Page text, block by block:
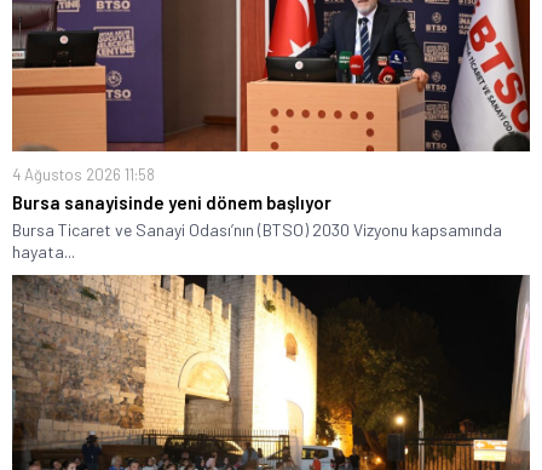
4 Ağustos 2026 11:58
Bursa sanayisinde yeni dönem başlıyor
Bursa Ticaret ve Sanayi Odası’nın (BTSO) 2030 Vizyonu kapsamında
hayata...